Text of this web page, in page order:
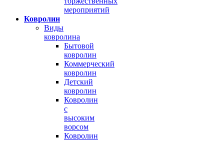
мероприятий
Ковролин
Виды
ковролина
Бытовой
ковролин
Коммерческий
ковролин
Детский
ковролин
Ковролин
с
высоким
ворсом
Ковролин